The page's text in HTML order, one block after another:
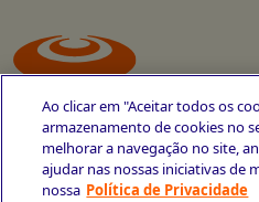
Avenida Cais do Apolo, 77
Ao clicar em "Aceitar todos os
armazenamento de cookies no
melhorar a navegação no site,
ajudar nas nossas iniciativas de
nossa Política de Privacidade